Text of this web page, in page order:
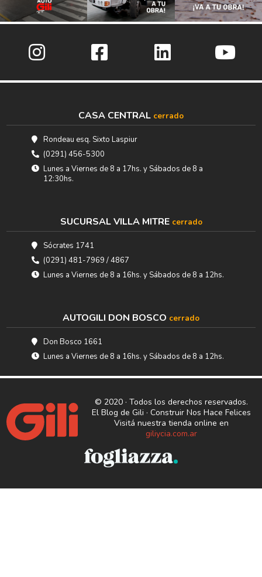
CASA CENTRAL cerrado
Rondeau esq. Sixto Laspiur
(0291) 456-5300
Lunes a Viernes de 8 a 17hs. y Sábados de 8 a
12:30hs.
SUCURSAL VILLA MITRE cerrado
Sócrates 1741
(0291) 481-7969 / 4867
Lunes a Viernes de 8 a 16hs. y Sábados de 8 a 12hs.
AUTOGILI DON BOSCO cerrado
Don Bosco 1661
Lunes a Viernes de 8 a 16hs. y Sábados de 8 a 12hs.
© 2020 · Todos los derechos reservados.
El Blog de Gili · Construir Nos Hace Felices
Visitá nuestra tienda online en
giliycia.com.ar